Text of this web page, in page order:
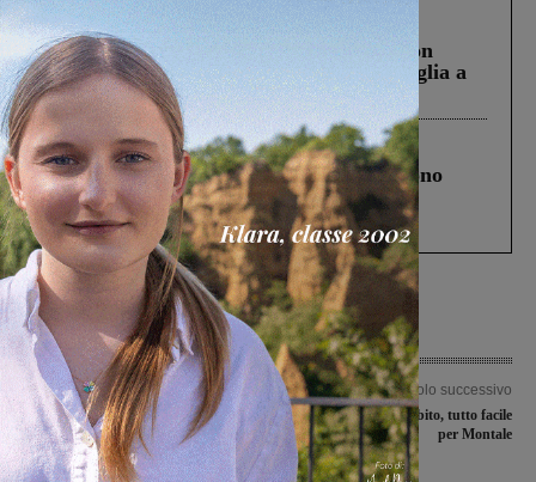
Cronaca 3 Agosto 2026
Scomparso da una struttura di Castiglion
Fiorentino l’uomo che aveva ucciso la figlia a
Levane nel 2020
Cronaca 4 Agosto 2026
Un anno fa la strage in A1 in cui morirono
Gianni, Giulia e Franco. Lo schianto, il
processo, lo stop ai sorpassi fra tir....
Articolo precedente
Danni del vento, il Cai percorre i
sentieri per la stima delle
conseguenze: ed è un bollettino di
guerra
Articolo successivo
La Fides si spegne subito, tutto facile
per Montale